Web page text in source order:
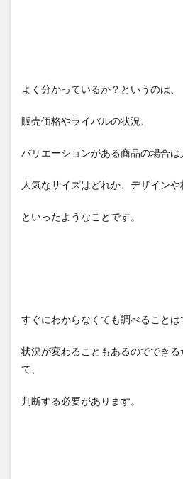
よく分かっているか？というのは、
販売価格やライバルの状況、
バリエーションがある商品の場合は
人気なサイズはどれか、デザインや
といったようなことです。
すぐにわからなくても調べることは
状況が変わることもあるのででき
て、
判断する必要があります。